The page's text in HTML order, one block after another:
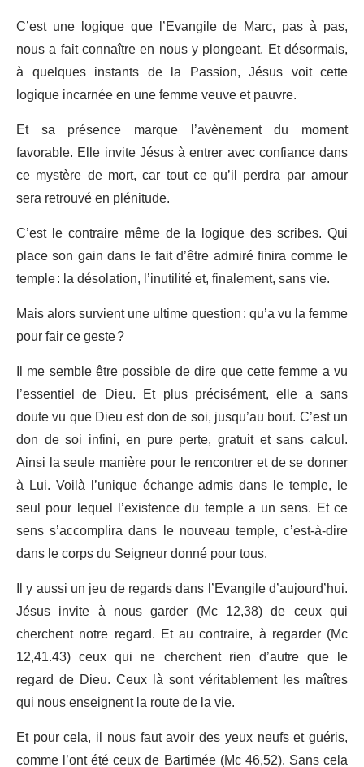
C’est une logique que l’Evangile de Marc, pas à pas,
nous a fait connaître en nous y plongeant. Et désormais,
à quelques instants de la Passion, Jésus voit cette
logique incarnée en une femme veuve et pauvre.
Et sa présence marque l’avènement du moment
favorable. Elle invite Jésus à entrer avec confiance dans
ce mystère de mort, car tout ce qu’il perdra par amour
sera retrouvé en plénitude.
C’est le contraire même de la logique des scribes. Qui
place son gain dans le fait d’être admiré finira comme le
temple : la désolation, l’inutilité et, finalement, sans vie.
Mais alors survient une ultime question : qu’a vu la femme
pour fair ce geste ?
Il me semble être possible de dire que cette femme a vu
l’essentiel de Dieu. Et plus précisément, elle a sans
doute vu que Dieu est don de soi, jusqu’au bout. C’est un
don de soi infini, en pure perte, gratuit et sans calcul.
Ainsi la seule manière pour le rencontrer et de se donner
à Lui. Voilà l’unique échange admis dans le temple, le
seul pour lequel l’existence du temple a un sens. Et ce
sens s’accomplira dans le nouveau temple, c’est-à-dire
dans le corps du Seigneur donné pour tous.
Il y aussi un jeu de regards dans l’Evangile d’aujourd’hui.
Jésus invite à nous garder (Mc 12,38) de ceux qui
cherchent notre regard. Et au contraire, à regarder (Mc
12,41.43) ceux qui ne cherchent rien d’autre que le
regard de Dieu. Ceux là sont véritablement les maîtres
qui nous enseignent la route de la vie.
Et pour cela, il nous faut avoir des yeux neufs et guéris,
comme l’ont été ceux de Bartimée (Mc 46,52). Sans cela